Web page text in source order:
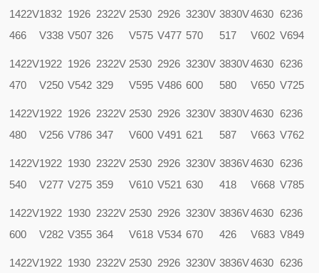
1422V
466
1832
V338
1926
V507
2322V
326
2530
V575
2926
V477
3230V
570
3830V
517
4630
V602
6236
V694
1422V
470
1922
V250
1926
V542
2322V
329
2530
V595
2926
V486
3230V
600
3830V
580
4630
V650
6236
V725
1422V
480
1922
V256
1926
V786
2322V
347
2530
V600
2926
V491
3230V
621
3830V
587
4630
V663
6236
V762
1422V
540
1922
V277
1930
V275
2322V
359
2530
V610
2926
V521
3230V
630
3836V
418
4630
V668
6236
V785
1422V
600
1922
V282
1930
V355
2322V
364
2530
V618
2926
V534
3230V
670
3836V
426
4630
V683
6236
V849
1422V1922 1930 2322V 2530 2926 3230V 3836V4630 6236